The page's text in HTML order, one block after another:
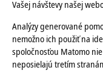
Vašej návštevy našej
Analýzy generované
nemožno ich použiť na
spoločnosťou Matomo
neposielajú tretím